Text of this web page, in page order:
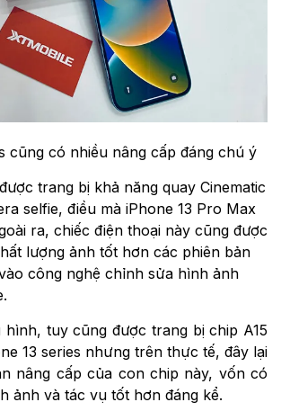
cũng có nhiều nâng cấp đáng chú ý
trang bị khả năng quay Cinematic
selfie, điều mà iPhone 13 Pro Max
ra, chiếc điện thoại này cũng được
lượng ảnh tốt hơn các phiên bản
công nghệ chỉnh sửa hình ảnh
hình, tuy cũng được trang bị chip A15
13 series nhưng trên thực tế, đây lại
nâng cấp của con chip này, vốn có
ảnh và tác vụ tốt hơn đáng kể.